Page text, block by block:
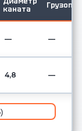
каната
— —
4,8 —